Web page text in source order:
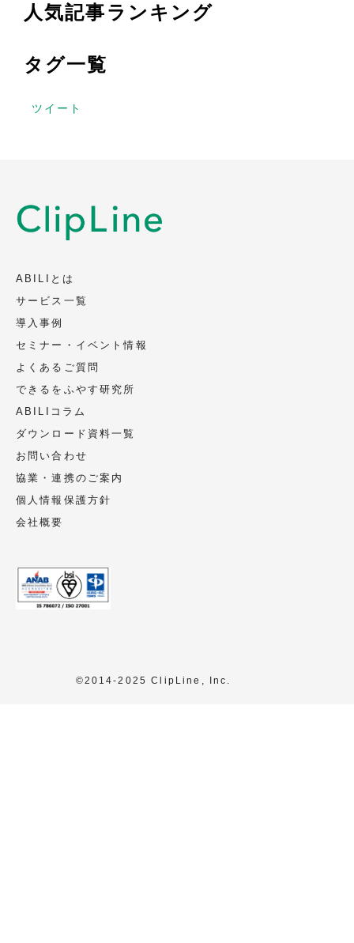
人気記事ランキング
タグ一覧
ツイート
ABILIとは
サービス一覧
導入事例
セミナー・イベント情報
よくあるご質問
できるをふやす研究所
ABILIコラム
ダウンロード資料一覧
お問い合わせ
協業・連携のご案内
個人情報保護方針
会社概要
©2014-2025 ClipLine, Inc.